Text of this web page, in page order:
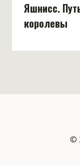
Яшнисс.
королевы
©